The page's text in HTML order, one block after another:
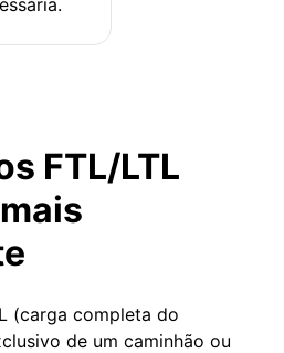
FTL/LTL
(carga completa do
de um caminhão ou